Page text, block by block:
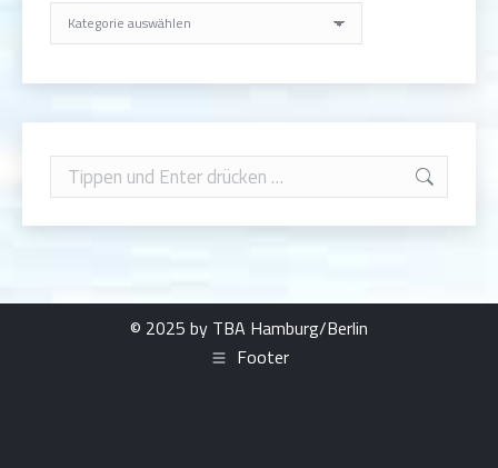
Rubriken
Search:
© 2025 by TBA Hamburg/Berlin
Footer